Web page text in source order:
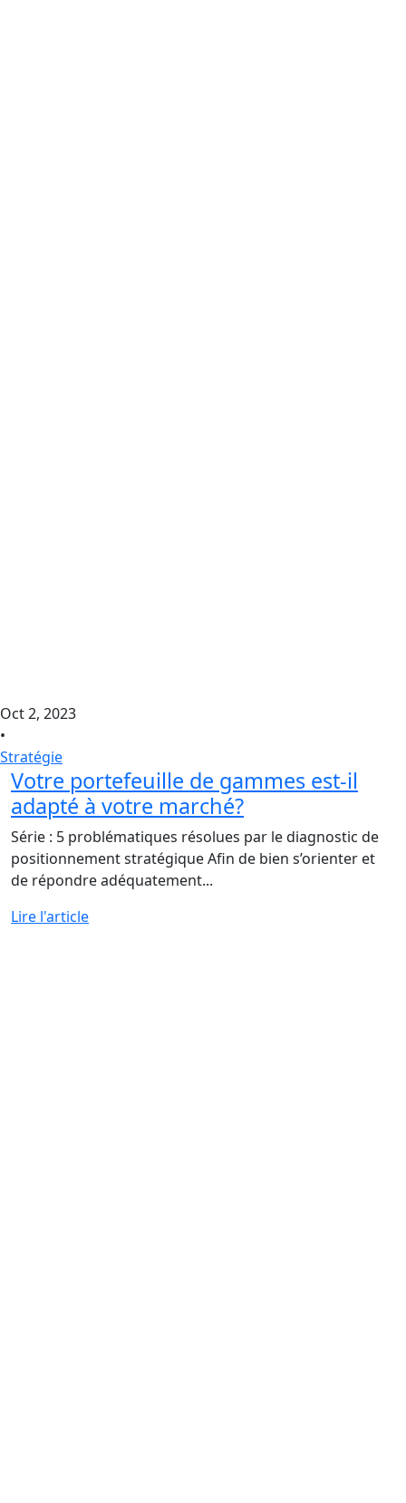
Oct 2, 2023
•
Stratégie
Votre portefeuille de gammes est-il
adapté à votre marché?
Série : 5 problématiques résolues par le diagnostic de
positionnement stratégique Afin de bien s’orienter et
de répondre adéquatement...
Lire l'article